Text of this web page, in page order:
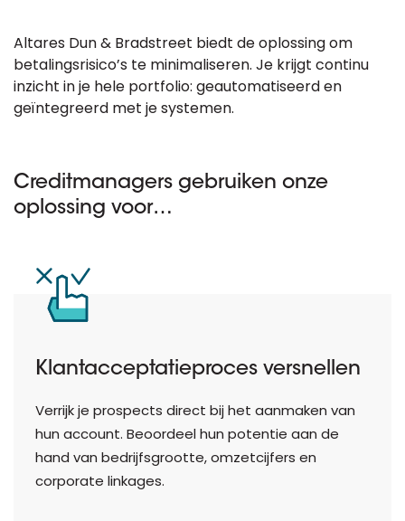
Altares Dun & Bradstreet biedt de oplossing om
betalingsrisico’s te minimaliseren. Je krijgt continu
inzicht in je hele portfolio: geautomatiseerd en
geïntegreerd met je systemen.
Creditmanagers gebruiken onze
oplossing voor…
Klantacceptatieproces versnellen
Verrijk je prospects direct bij het aanmaken van
hun account. Beoordeel hun potentie aan de
hand van bedrijfsgrootte, omzetcijfers en
corporate linkages.